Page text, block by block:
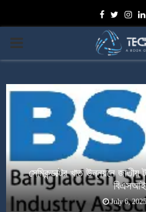
Facebook
Twitter
PRIMARY
সেমিকন্ডাক্টর খাত উন্নয়নে জাতীয়
July 6, 2025